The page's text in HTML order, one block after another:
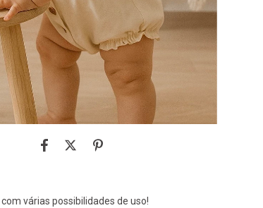
várias possibilidades de uso!